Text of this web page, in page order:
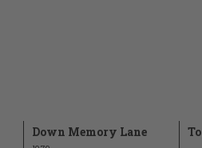
Down Memory Lane